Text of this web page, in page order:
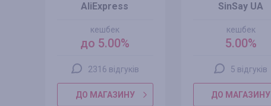
AliExpress
кешбек
до 5.00%
2316 відгуків
ДО МАГАЗИНУ
SinSay UA
кешбек
5.00%
5 відгуків
ДО МАГАЗИНУ